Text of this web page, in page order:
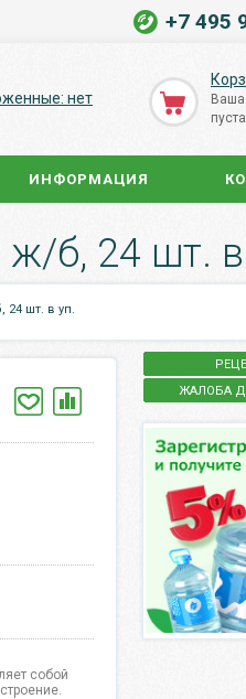
+7 495
нет
Ваша
пуста
ИНФОРМАЦИЯ
ж/б, 24 шт. в
24 шт. в уп.
собой
ЖАЛОБА